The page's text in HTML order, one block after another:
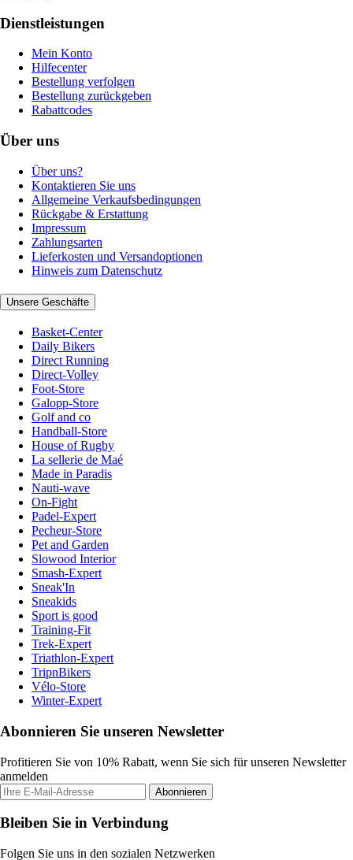
Dienstleistungen
Mein Konto
Hilfecenter
Bestellung verfolgen
Bestellung zurückgeben
Rabattcodes
Über uns
Über uns?
Kontaktieren Sie uns
Allgemeine Verkaufsbedingungen
Rückgabe & Erstattung
Impressum
Zahlungsarten
Lieferkosten und Versandoptionen
Hinweis zum Datenschutz
Unsere Geschäfte
Basket-Center
Daily Bikers
Direct Running
Direct-Volley
Foot-Store
Galopp-Store
Golf and co
Handball-Store
House of Rugby
La sellerie de Maé
Made in Paradis
Nauti-wave
On-Fight
Padel-Expert
Pecheur-Store
Pet and Garden
Slowood Interior
Smash-Expert
Sneak'In
Sneakids
Sport is good
Training-Fit
Trek-Expert
Triathlon-Expert
TripnBikers
Vélo-Store
Winter-Expert
Abonnieren Sie unseren Newsletter
Profitieren Sie von 10% Rabatt, wenn Sie sich für unseren Newsletter
anmelden
Abonnieren
Bleiben Sie in Verbindung
Folgen Sie uns in den sozialen Netzwerken